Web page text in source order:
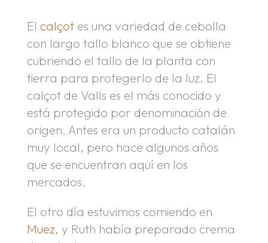
El calçotes una variedad de cebolla
con largo tallo blanco que se obtiene
cubriendo el tallo de la planta con
tierra para protegerlo de la luz. El
calçot de Valls es el más conocido y
está protegido por denominación de
origen. Antes era un producto catalán
muy local, pero hace algunos años
que se encuentran aquí en los
mercados.
El otro día estuvimos comiendo en
Muez, y Ruth había preparado crema